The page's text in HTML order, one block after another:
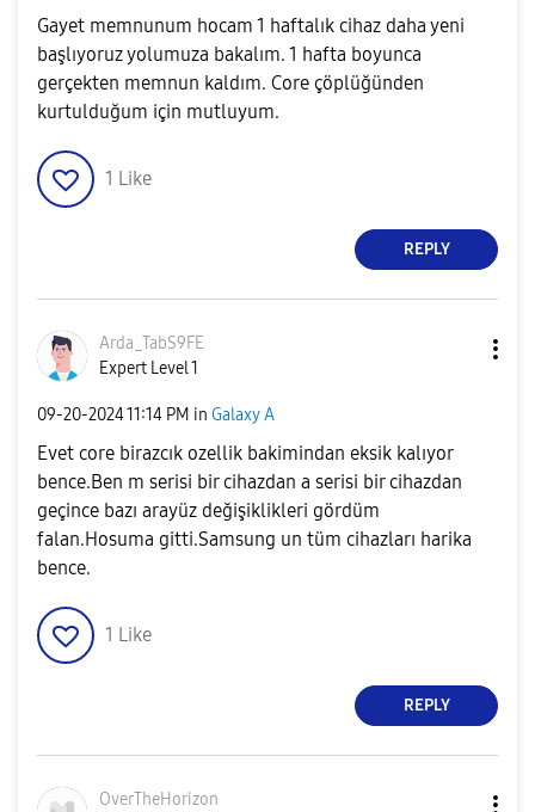
Gayet memnunum hocam 1 haftalık cihaz daha yeni
başlıyoruz yolumuza bakalım. 1 hafta boyunca
gerçekten memnun kaldım. Core çöplüğünden
kurtulduğum için mutluyum.
1 Like
REPLY
Arda_TabS9FE
Expert Level 1
‎09-20-202411:14 PM in Galaxy A
Evet core birazcık ozellik bakimindan eksik kalıyor
bence.Ben m serisi bir cihazdan a serisi bir cihazdan
geçince bazı arayüz değişiklikleri gördüm
falan.Hosuma gitti.Samsung un tüm cihazları harika
bence.
1 Like
REPLY
OverTheHorizon